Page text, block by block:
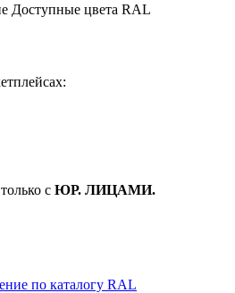
Доступные цвета RAL
с ЮР. ЛИЦАМИ.
по каталогу RAL